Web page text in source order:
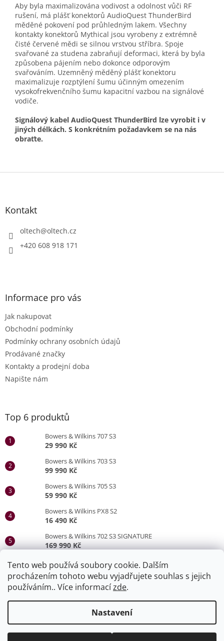
Tento web používá soubory cookie. Dalším
procházením tohoto webu vyjadřujete souhlas s jejich
používáním.. Více informacízde.
Nastavení
Naše stránky slouží jako produktový katalog. Veškeré zboží lze
Aby byla maximalizována vodivost a odolnost vůči RF
rušení, má plášť konektorů AudioQuest ThunderBird
měděné pokovení pod průhledným lakem. Všechny
kontakty konektorů Mythical jsou vyrobeny z extrémně
čisté červené mědi se silnou vrstvou stříbra. Spoje
svařované za studena zabraňují deformaci, která by byla
způsobena pájením nebo dokonce odporovým
svařováním. Uzemněný měděný plášť konektoru
maximalizuje rozptýlení šumu účinným omezením
vysokofrekvenčního šumu kapacitní vazbou na signálové
vodiče.
Signálový kabel AudioQuest ThunderBird lze vyrobit i v
jiných délkách. S konkrétním požadavkem se na nás
obraťte.
Z
Kontakt
oltech@oltech.cz
+420 608 918 171
Informace pro vás
Jak nakupovat
Obchodní podmínky
Podmínky ochrany osobních údajů
Prodávané značky
Kontakty a prodejní doba
Napište nám
Top 6 produktů
Bowers & Wilkins 707 S3
29 990 Kč
Bowers & Wilkins 703 S3
99 990 Kč
Bowers & Wilkins 705 S3
59 990 Kč
Bowers & Wilkins PX8 S2
16 490 Kč
Bowers & Wilkins 702 S3 SIGNATURE
169 990 Kč
Bowers & Wilkins 705 S3 SIGNATURE
79 990 Kč
Copyright 2026HiFi Safír Olomouc. Všechna práva